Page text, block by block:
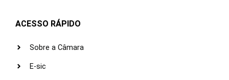
ACESSO RÁPIDO
Sobre a Câmara
E-sic